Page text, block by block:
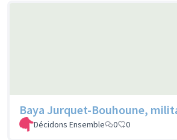
Baya Jurquet-Bouhoune,
Décidons Ensemble 0 0